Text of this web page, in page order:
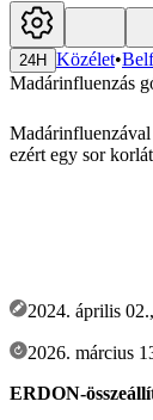
24H Közélet•
Madárinfluenzás
ezért egy sor
2024. április
2026. március
ERDON-